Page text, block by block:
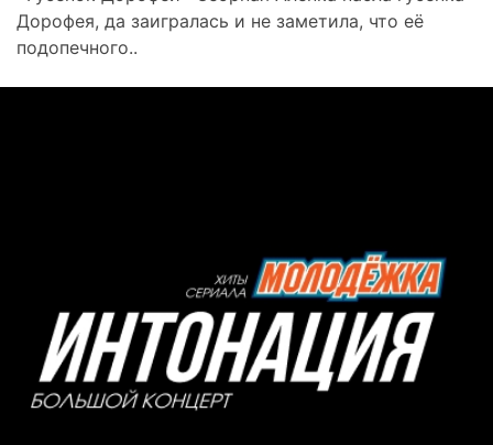
Дорофея, да заигралась и не заметила, что её
подопечного..